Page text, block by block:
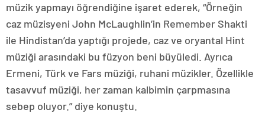
müzik yapmayı öğrendiğine işaret ederek, “Örneğin
caz müzisyeni John McLaughlin’in Remember Shakti
ile Hindistan’da yaptığı projede, caz ve oryantal Hint
müziği arasındaki bu füzyon beni büyüledi. Ayrıca
Ermeni, Türk ve Fars müziği, ruhani müzikler. Özellikle
tasavvuf müziği, her zaman kalbimin çarpmasına
sebep oluyor.” diye konuştu.